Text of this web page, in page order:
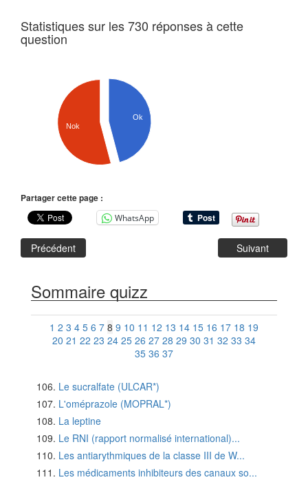
Statistiques sur les 730 réponses à cette
question
Ok
Nok
Partager cette page :
WhatsApp
Précédent Suivant
Sommaire quizz
1 2 3 4 5 6 7 8 9 10 11 12 13 14 15 16 17 18 19
20 21 22 23 24 25 26 27 28 29 30 31 32 33 34
35 36 37
Le sucralfate (ULCAR*)
L'oméprazole (MOPRAL*)
La leptine
Le RNI (rapport normalisé international)...
Les antiarythmiques de la classe III de W...
Les médicaments inhibiteurs des canaux so...